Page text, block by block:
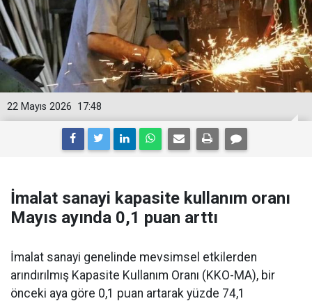
17:48
22 Mayıs 2026
İmalat sanayi kapasite kullanım oranı
Mayıs ayında 0,1 puan arttı
İmalat sanayi genelinde mevsimsel etkilerden
arındırılmış Kapasite Kullanım Oranı (KKO-MA), bir
önceki aya göre 0,1 puan artarak yüzde 74,1